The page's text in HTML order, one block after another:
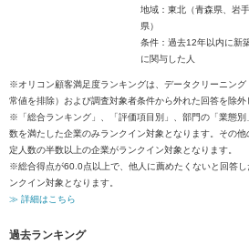
地域：東北（青森県、岩
県）
条件：過去12年以内に新
に関与した人
※オリコン顧客満足度ランキングは、データクリーニン
常値を排除）および調査対象者条件から外れた回答を除外
※「総合ランキング」、「評価項目別」、部門の「業態別
数を満たした企業のみランクイン対象となります。その
定人数の半数以上の企業がランクイン対象となります。
※総合得点が60.0点以上で、他人に薦めたくないと回答
ンクイン対象となります。
≫ 詳細はこちら
過去ランキング